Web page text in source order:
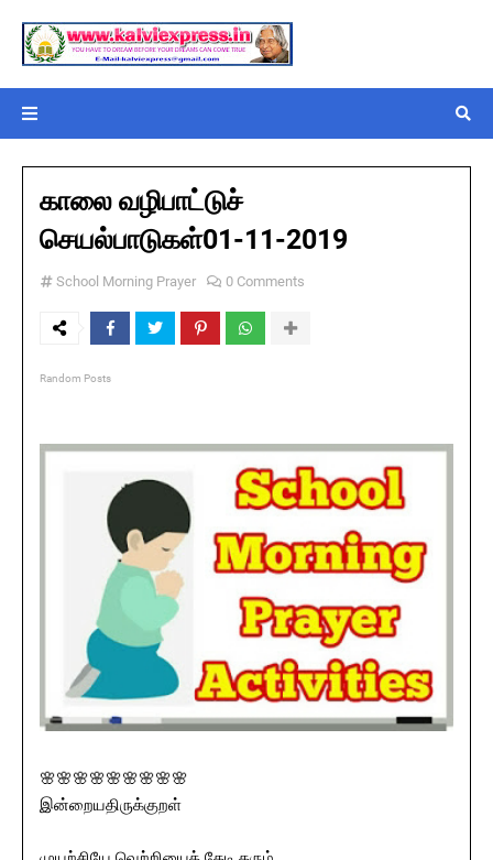
காலை வழிபாட்டுச்
செயல்பாடுகள்01-11-2019
School Morning Prayer 0 Comments
Random Posts
🌸🌸🌸🌸🌸🌸🌸🌸🌸
இன்றையதிருக்குறள்